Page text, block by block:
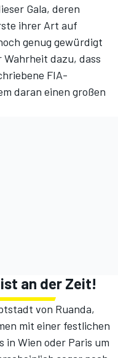
Gala, deren
ihrer Art auf
genug gewürdigt
dazu, dass
FIA-
daran einen großen
an der Zeit!
von Ruanda,
mit einer festlichen
in Wien oder Paris um